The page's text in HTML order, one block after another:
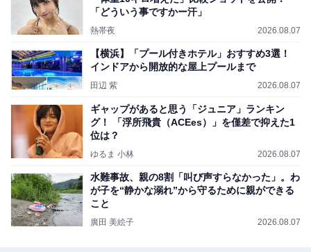
「どういう事ですかー汗」
熱帯夜 2026.08.07
【横浜】「プール付きホテル」おすすめ3選！
インドアから開放的な屋上プールまで
田辺 紫 2026.08.07
ギャップがあると思う「ジュニア」ランキン
グ！ 「浮所飛貴（ACEes）」を僅差で抑えた1
位は？
ゆるま 小林 2026.08.07
水難事故、親の8割「叫び声すらなかった」。わ
が子を“静かな溺れ”から守るために親ができる
こと
廣田 美絵子 2026.08.07